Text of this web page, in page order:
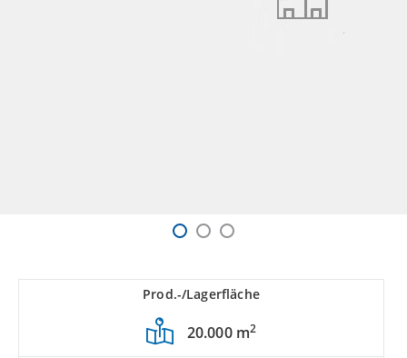
Prod.-/Lagerfläche
20.000 m2